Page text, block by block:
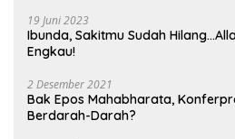
19 Juni 2023
Ibunda, Sakitmu Sudah
Engkau!
2 Desember 2021
Bak Epos Mahabharata,
Berdarah-Darah?